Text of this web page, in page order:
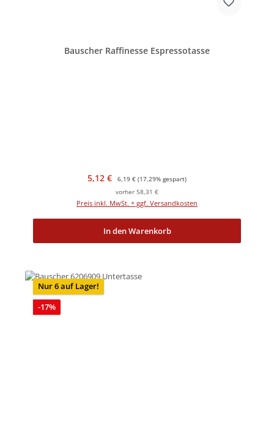
Bauscher Raffinesse Espressotasse
Verkaufspreis:
5,12 € Regulärer Preis:
6,19 € (17.29% gespart)
vorher 58,31 €
Preis inkl. MwSt. + ggf. Versandkosten
In den Warenkorb
Nur 6 auf Lager!
-17%Rabatt